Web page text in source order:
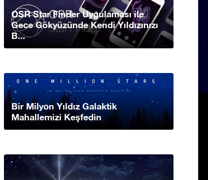
OSR Star Finder Uygulaması ile
Gece Gökyüzünde Kendi Yıldızınızı
B...
Bir Milyon Yıldız Galaktik
Mahallemizi Keşfedin